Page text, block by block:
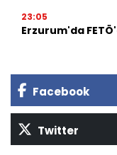
23:05
Erzurum'da
Facebook
Twitter